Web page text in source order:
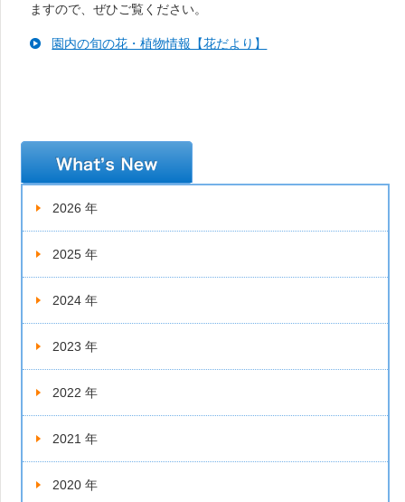
ますので、ぜひご覧ください。
園内の旬の花・植物情報【花だより】
2026 年
2025 年
2024 年
2023 年
2022 年
2021 年
2020 年